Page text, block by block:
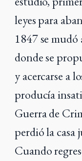
leyes para
1847 se mudó
donde se
y acercarse a
producía
Guerra de
perdió la casa
Cuando